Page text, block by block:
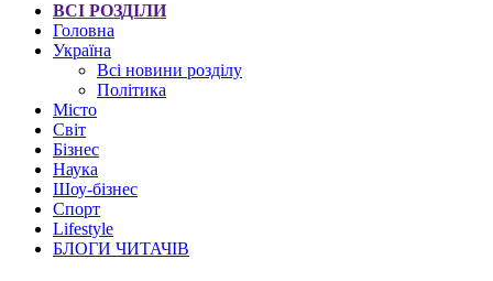
ВСІ РОЗДІЛИ
Головна
Україна
Всі новини розділу
Політика
Місто
Світ
Бізнес
Наука
Шоу-бізнес
Спорт
Lifestyle
БЛОГИ ЧИТАЧІВ